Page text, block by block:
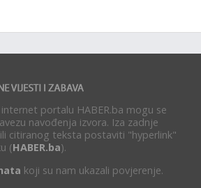
portalu HABER.ba mogu se
navođenja izvora. Iza zadnje
citiranog teksta postaviti "hyperlink"
(HABER.ba).
koji su nam ukazali povjerenje.